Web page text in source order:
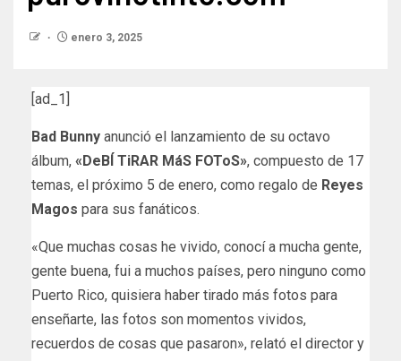
enero 3, 2025
[ad_1]
Bad Bunny anunció el lanzamiento de su octavo
álbum, «DeBÍ TiRAR MáS FOToS», compuesto de 17
temas, el próximo 5 de enero, como regalo de Reyes
Magos para sus fanáticos.
«Que muchas cosas he vivido, conocí a mucha gente,
gente buena, fui a muchos países, pero ninguno como
Puerto Rico, quisiera haber tirado más fotos para
enseñarte, las fotos son momentos vividos,
recuerdos de cosas que pasaron», relató el director y